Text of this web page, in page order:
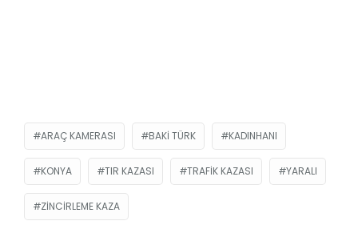
ARAÇ KAMERASI BAKI TÜRK KADINHANI
KONYA TIR KAZASI TRAFIK KAZASI YARALI
ZINCIRLEME KAZA